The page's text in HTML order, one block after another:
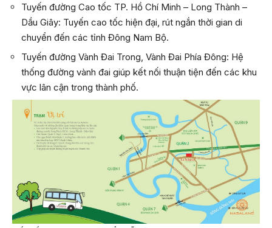
Tuyến đường Cao tốc TP. Hồ Chí Minh – Long Thành –
Dầu Giây: Tuyến cao tốc hiện đại, rút ngắn thời gian di
chuyển đến các tỉnh Đông Nam Bộ.
Tuyến đường Vành Đai Trong, Vành Đai Phía Đông: Hệ
thống đường vành đai giúp kết nối thuận tiện đến các khu
vực lân cận trong thành phố.